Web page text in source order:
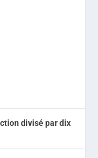
divisé par dix